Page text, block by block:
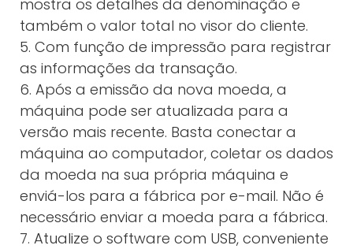
mostra os detalhes da denominação e
também o valor total no visor do cliente.
5. Com função de impressão para registrar
as informações da transação.
6. Após a emissão da nova moeda, a
máquina pode ser atualizada para a
versão mais recente. Basta conectar a
máquina ao computador, coletar os dados
da moeda na sua própria máquina e
enviá-los para a fábrica por e-mail. Não é
necessário enviar a moeda para a fábrica.
7. Atualize o software com USB, conveniente